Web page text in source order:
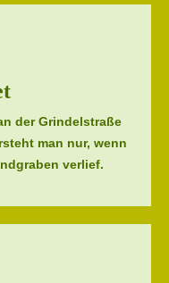
der Grindelstraße
man nur, wenn
verlief.